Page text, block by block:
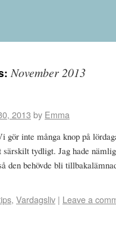
November 2013
2013 by Emma
gör inte många knop på
tydligt. Jag hade
den behövde bli
, Vardagsliv | Leave a